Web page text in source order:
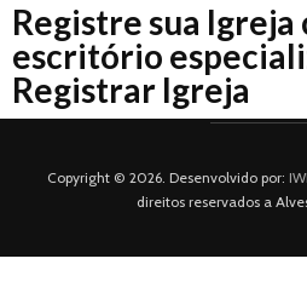
Registre sua Igreja
escritório
Registrar Igreja
Copyright © 2026. Desenvolvido por:
direitos reservados a